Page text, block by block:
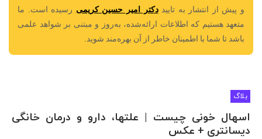
و پیش از انتشار به تاییددکتر امیر حسین کریمی رسیده است. ما
متعهد هستیم که اطلاعات ارائه‌شده، به‌روز و مبتنی بر شواهد علمی
باشد تا شما با اطمینان خاطر از آن بهره‌مند شوید.
بلاگ
اسهال خونی چیست | علتها، دارو و درمان خانگی
دیسانتری + عکس